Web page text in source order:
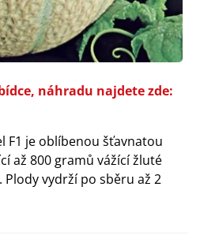
náhradu najdete zde:
F1 je oblíbenou šťavnatou
až 800 gramů vážící žluté
vydrží po sběru až 2